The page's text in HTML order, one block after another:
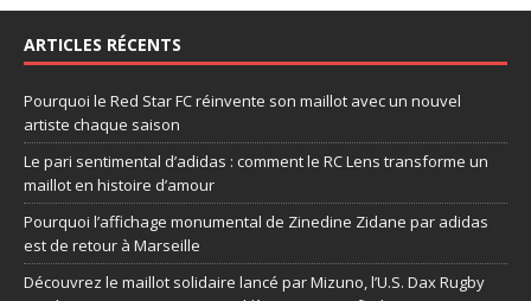
ARTICLES RÉCENTS
Pourquoi le Red Star FC réinvente son maillot avec un nouvel
artiste chaque saison
Le pari sentimental d’adidas : comment le RC Lens transforme un
maillot en histoire d’amour
Pourquoi l’affichage monumental de Zinedine Zidane par adidas
est de retour à Marseille
Découvrez le maillot solidaire lancé par Mizuno, l’U.S. Dax Rugby